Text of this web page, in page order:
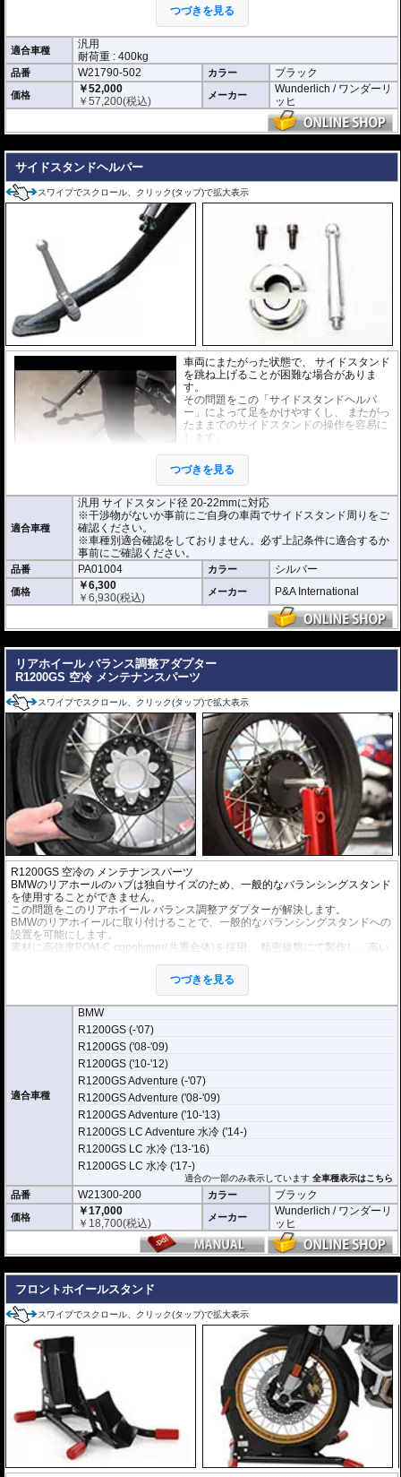
ません。女性の方でも簡単に扱えます。イ
ージーパークスタンドの車輪にはロックシ
ステムが2箇所搭載。
またセンタースタンドを立てる際に滑り止めとしてプレートにラバーシートが
設置されて安全面にも高い信頼性があります。
狭い空間での車輌保管には威力を発揮するでしょう。
※商品説明の動画は旧型製品です。使用方法は変わりません。
つづきを見る
適合車種
汎用
耐荷重 : 400kg
品番 W21790-502 カラー ブラック
価格
￥52,000
￥57,200(税込) メーカー
Wunderlich / ワンダーリ
ッヒ
サイドスタンドヘルパー
スワイプでスクロール、クリック(タップ)で拡大表示
車両にまたがった状態で、 サイドスタンド
を跳ね上げることが困難な場合がありま
す。
その問題をこの「サイドスタンドヘルパ
ー」によって足をかけやすくし、 またがっ
たままでのサイドスタンドの操作を容易に
します。
各車両での取り付け確認は行っておりませ
ん。サイドスタンド径や干渉物がないかな
ど事前にご自身の車両でサイドスタンド周
りをご確認ください。
つづきを見る
適合車種
汎用 サイドスタンド径 20-22mmに対応
※干渉物がないか事前にご自身の車両でサイドスタンド周りをご
確認ください。
※車種別適合確認をしておりません。必ず上記条件に適合するか
事前にご確認ください。
品番 PA01004 カラー シルバー
価格
￥6,300
￥6,930(税込) メーカー P&A International
リアホイール バランス調整アダプター
R1200GS 空冷 メンテナンスパーツ
スワイプでスクロール、クリック(タップ)で拡大表示
R1200GS 空冷の メンテナンスパーツ
BMWのリアホールのハブは独自サイズのため、一般的なバランシングスタンド
を使用することができません。
この問題をこのリアホイール バランス調整アダプターが解決します。
BMWのリアホイールに取り付けることで、一般的なバランシングスタンドへの
設置を可能にします。
素材に高強度POM-C copolymer(共重合体)を採用。 精密旋盤にて製作し、高い
長さ420mm、Ø25mmのシャフトも付属。
つづきを見る
適合車種
BMW
R1200GS (-'07)
R1200GS ('08-'09)
R1200GS ('10-'12)
R1200GS Adventure (-'07)
R1200GS Adventure ('08-'09)
R1200GS Adventure ('10-'13)
R1200GS LC Adventure 水冷 ('14-)
R1200GS LC 水冷 ('13-'16)
R1200GS LC 水冷 ('17-)
適合の一部のみ表示しています全車種表示はこちら
品番 W21300-200 カラー ブラック
価格
￥17,000
￥ 18,700(税込) メーカー
Wunderlich / ワンダーリ
ッヒ
フロントホイールスタンド
スワイプでスクロール、クリック(タップ)で拡大表示